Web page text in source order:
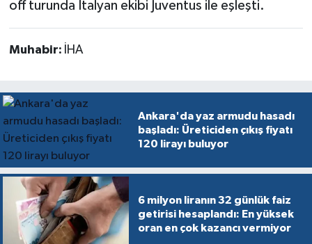
off turunda İtalyan ekibi Juventus ile eşleşti.
Muhabir: İHA
Ankara'da yaz armudu hasadı
başladı: Üreticiden çıkış fiyatı
120 lirayı buluyor
6 milyon liranın 32 günlük faiz
getirisi hesaplandı: En yüksek
oran en çok kazancı vermiyor